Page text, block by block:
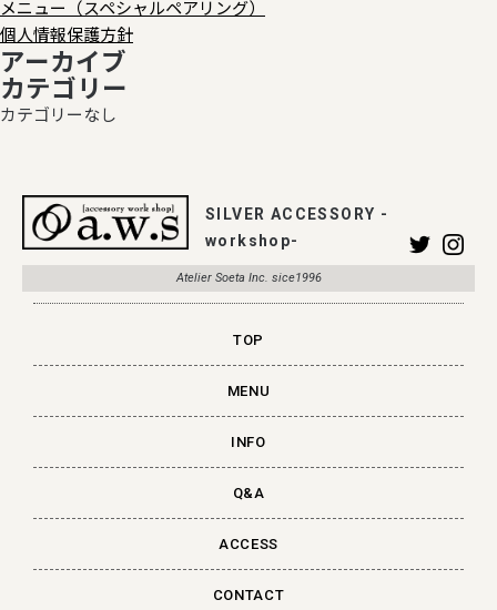
メニュー（スペシャルペアリング）
個人情報保護方針
アーカイブ
カテゴリー
カテゴリーなし
SILVER ACCESSORY -
workshop-
Atelier Soeta Inc. sice1996
TOP
MENU
INFO
Q&A
ACCESS
CONTACT